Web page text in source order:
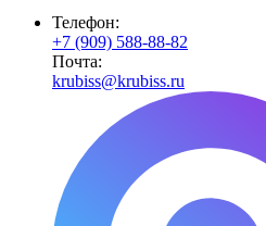
Телефон:
+7 (909) 588-88-82
Почта:
krubiss@krubiss.ru